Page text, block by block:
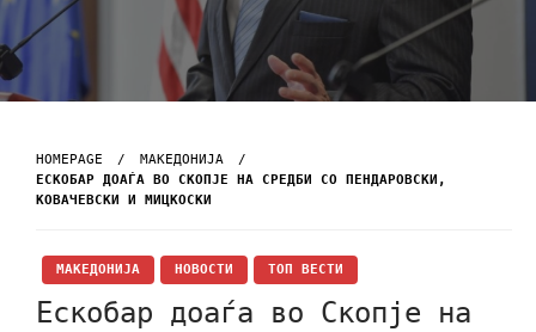
HOMEPAGE
МАКЕДОНИЈА
EСКОБАР ДОАЃА ВО СКОПЈЕ НА СРЕДБИ СО ПЕНДАРОВСКИ,
КОВАЧЕВСКИ И МИЦКОСКИ
МАКЕДОНИЈА НОВОСТИ ТОП ВЕСТИ
Eскобар доаѓа во Скопје на